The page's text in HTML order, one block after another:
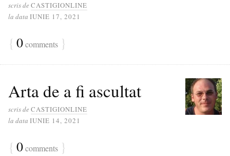
scris de CASTIGIONLINE
la data IUNIE 17, 2021
{ 0comments }
Arta de a fi ascultat
scris de CASTIGIONLINE
la data IUNIE 14, 2021
{ 0comments }